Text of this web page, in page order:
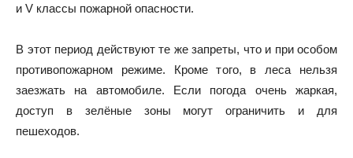
и V классы пожарной опасности.
В этот период действуют те же запреты, что и при особом
противопожарном режиме. Кроме того, в леса нельзя
заезжать на автомобиле. Если погода очень жаркая,
доступ в зелёные зоны могут ограничить и для
пешеходов.